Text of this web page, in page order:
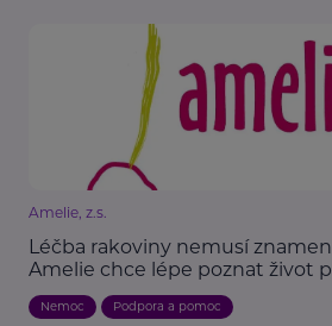
Amelie, z.s.
Léčba rakoviny nemusí
Amelie chce lépe poznat život
Nemoc Podpora a pomoc